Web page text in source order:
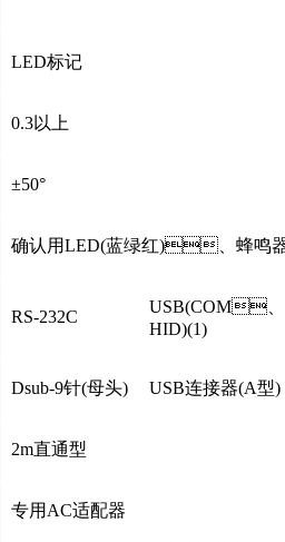
LED标记
0.3以上
±50°
确认用LED(蓝绿红)、蜂鸣器(
RS-232C
USB(COM、
HID)(1)
Dsub-9针(母头) USB连接器(A型)
2m直通型
专用AC适配器